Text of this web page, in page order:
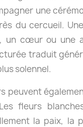
une
du cercueil.
un cœur ou une
traduit
solennel.
peuvent
fleurs
la paix, la